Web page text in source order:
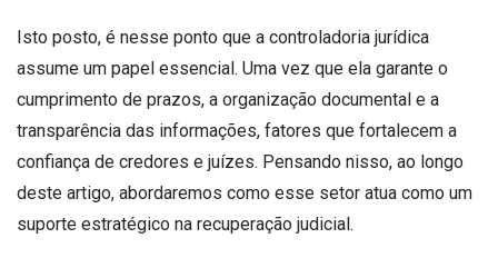
Isto posto, é nesse ponto que a controladoria jurídica
assume um papel essencial. Uma vez que ela garante o
cumprimento de prazos, a organização documental e a
transparência das informações, fatores que fortalecem a
confiança de credores e juízes. Pensando nisso, ao longo
deste artigo, abordaremos como esse setor atua como um
suporte estratégico na recuperação judicial.